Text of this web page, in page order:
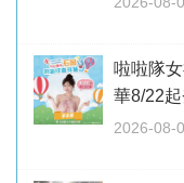
啦啦隊
華8/22
2026-08-